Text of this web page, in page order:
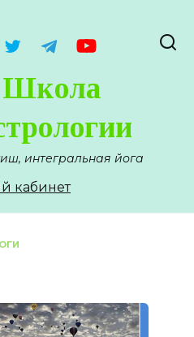
Школа
интегральная йога
кабинет